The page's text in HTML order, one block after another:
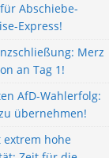
Abschiebe-
Express!
Merz
an Tag 1!
AfD-Wahlerfolg:
übernehmen!
hohe